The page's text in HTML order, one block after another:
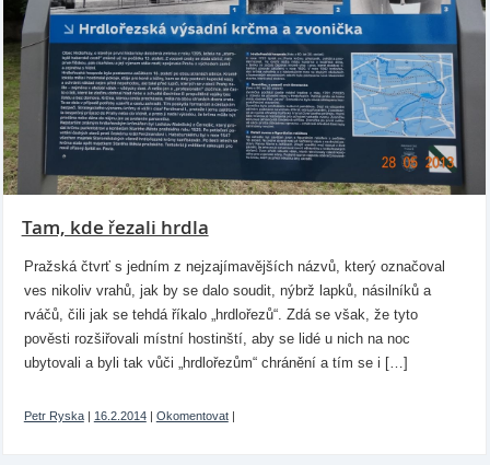
Tam, kde řezali hrdla
Pražská čtvrť s jedním z nejzajímavějších názvů, který označoval
ves nikoliv vrahů, jak by se dalo soudit, nýbrž lapků, násilníků a
rváčů, čili jak se tehdá říkalo „hrdlořezů“. Zdá se však, že tyto
pověsti rozšiřovali místní hostinští, aby se lidé u nich na noc
ubytovali a byli tak vůči „hrdlořezům“ chránění a tím se i […]
Petr Ryska| 16.2.2014| Okomentovat|